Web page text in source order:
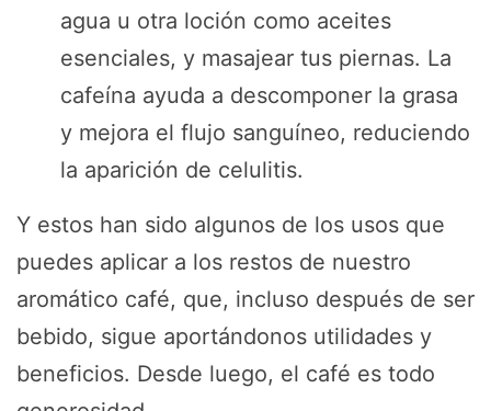
agua u otra loción como aceites
esenciales, y masajear tus piernas. La
cafeína ayuda a descomponer la grasa
y mejora el flujo sanguíneo, reduciendo
la aparición de celulitis.
Y estos han sido algunos de los usos que
puedes aplicar a los restos de nuestro
aromático café, que, incluso después de ser
bebido, sigue aportándonos utilidades y
beneficios. Desde luego, el café es todo